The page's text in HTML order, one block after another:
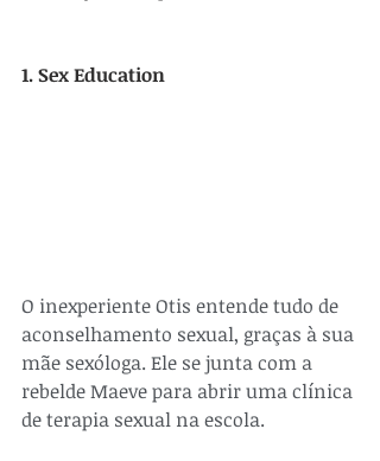
1. Sex Education
O inexperiente Otis entende tudo de
aconselhamento sexual, graças à sua
mãe sexóloga. Ele se junta com a
rebelde Maeve para abrir uma clínica
de terapia sexual na escola.